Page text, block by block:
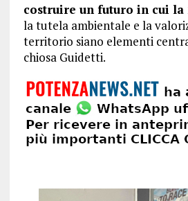
costruire un futuro in cui
la tutela ambientale e la
territorio siano elementi
chiosa Guidetti.